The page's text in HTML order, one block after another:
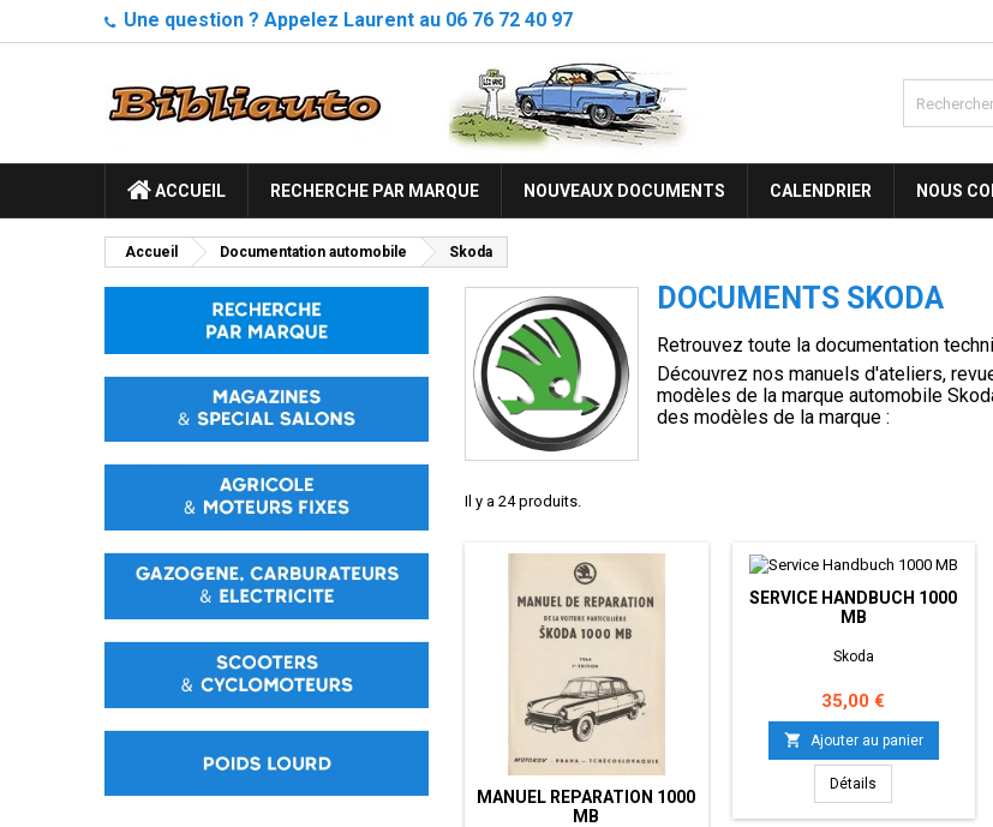
Une question ? Appelez Laurent au 06 76 72 40 97
ACCUEIL RECHERCHE PAR MARQUE NOUVEAUX DOCUMENTS CALENDRIER NOUS
Accueil Documentation automobile Skoda
DOCUMENTS SKODA
Retrouvez toute la documentation
Découvrez nos manuels d'ateliers,
modèles de la marque automobile
des modèles de la marque :
Il y a 24 produits.
MANUEL REPARATION 1000
MB
SERVICE HANDBUCH 1000
MB
Skoda
Prix
35,00 €
 Ajouter au panier
Détails